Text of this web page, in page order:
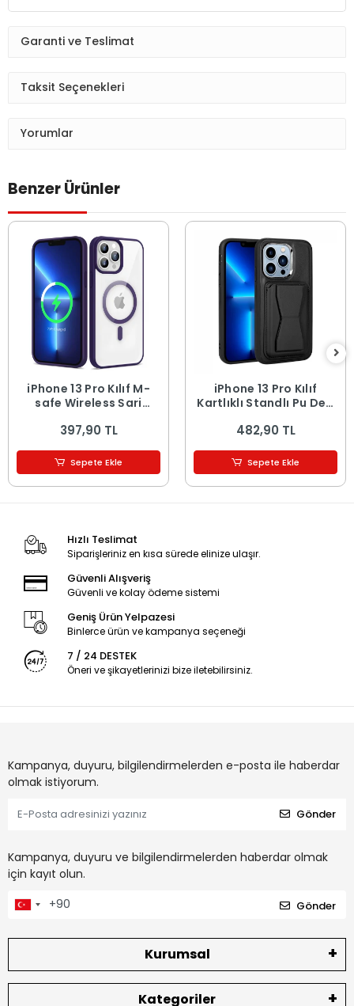
Garanti ve Teslimat
Taksit Seçenekleri
Yorumlar
Benzer Ürünler
iPhone 13 Pro Kılıf M-
safe Wireless Şarj
Kapak
397,90 TL
Sepete Ekle
iPhone 13 Pro Kılıf
Kartlıklı Standlı ​Pu Deri
482,90 TL
Sepete Ekle
Hızlı Teslimat
Siparişleriniz en kısa sürede elinize ulaşır.
Güvenli Alışveriş
Güvenli ve kolay ödeme sistemi
Geniş Ürün Yelpazesi
Binlerce ürün ve kampanya seçeneği
7 / 24 DESTEK
Öneri ve şikayetlerinizi bize iletebilirsiniz.
Kampanya, duyuru, bilgilendirmelerden e-posta ile haberdar
olmak istiyorum.
Gönder
Kampanya, duyuru ve bilgilendirmelerden haberdar olmak
için kayıt olun.
Gönder
Kurumsal
Kategoriler